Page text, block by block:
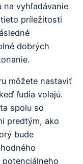
na vyhľadávanie
príležitosti
dobrých
môžete nastaviť
ľudia volajú.
spolu so
predtým, ako
bude